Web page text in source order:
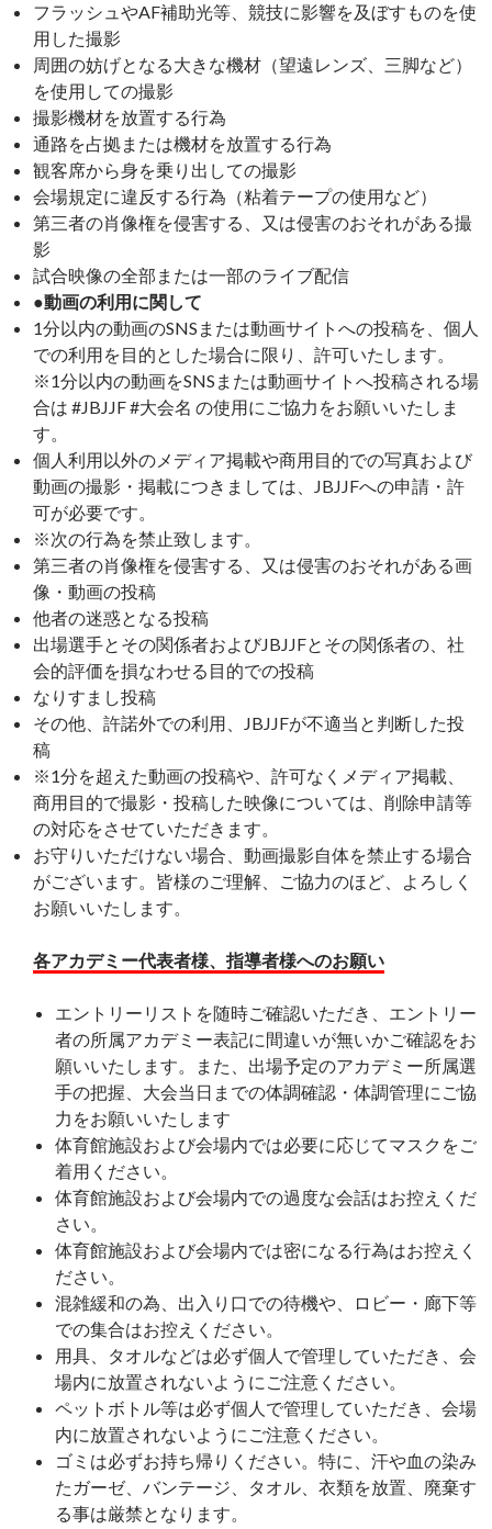
フラッシュやAF補助光等、競技に影響を及ぼすものを使
用した撮影
周囲の妨げとなる大きな機材（望遠レンズ、三脚など）
を使用しての撮影
撮影機材を放置する行為
通路を占拠または機材を放置する行為
観客席から身を乗り出しての撮影
会場規定に違反する行為（粘着テープの使用など）
第三者の肖像権を侵害する、又は侵害のおそれがある撮
影
試合映像の全部または一部のライブ配信
●動画の利用に関して
1分以内の動画のSNSまたは動画サイトへの投稿を、個人
での利用を目的とした場合に限り、許可いたします。
※1分以内の動画をSNSまたは動画サイトへ投稿される場
合は #JBJJF #大会名 の使用にご協力をお願いいたしま
す。
個人利用以外のメディア掲載や商用目的での写真および
動画の撮影・掲載につきましては、JBJJFへの申請・許
可が必要です。
※次の行為を禁止致します。
第三者の肖像権を侵害する、又は侵害のおそれがある画
像・動画の投稿
他者の迷惑となる投稿
出場選手とその関係者およびJBJJFとその関係者の、社
会的評価を損なわせる目的での投稿
なりすまし投稿
その他、許諾外での利用、JBJJFが不適当と判断した投
稿
※1分を超えた動画の投稿や、許可なくメディア掲載、
商用目的で撮影・投稿した映像については、削除申請等
の対応をさせていただきます。
お守りいただけない場合、動画撮影自体を禁止する場合
がございます。皆様のご理解、ご協力のほど、よろしく
お願いいたします。
各アカデミー代表者様、指導者様へのお願い
エントリーリストを随時ご確認いただき、エントリー
者の所属アカデミー表記に間違いが無いかご確認をお
願いいたします。また、出場予定のアカデミー所属選
手の把握、大会当日までの体調確認・体調管理にご協
力をお願いいたします
体育館施設および会場内では必要に応じてマスクをご
着用ください。
体育館施設および会場内での過度な会話はお控えくだ
さい。
体育館施設および会場内では密になる行為はお控えく
ださい。
混雑緩和の為、出入り口での待機や、ロビー・廊下等
での集合はお控えください。
用具、タオルなどは必ず個人で管理していただき、会
場内に放置されないようにご注意ください。
ペットボトル等は必ず個人で管理していただき、会場
内に放置されないようにご注意ください。
ゴミは必ずお持ち帰りください。特に、汗や血の染み
たガーゼ、バンテージ、タオル、衣類を放置、廃棄す
る事は厳禁となります。